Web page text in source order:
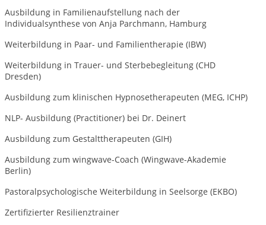
Ausbildung in Familienaufstellung nach der
Individualsynthese von Anja Parchmann, Hamburg
Weiterbildung in Paar- und Familientherapie (IBW)
Weiterbildung in Trauer- und Sterbebegleitung (CHD
Dresden)
Ausbildung zum klinischen Hypnosetherapeuten (MEG, ICHP)
NLP- Ausbildung (Practitioner) bei Dr. Deinert
Ausbildung zum Gestalttherapeuten (GIH)
Ausbildung zum wingwave-Coach (Wingwave-Akademie
Berlin)
Pastoralpsychologische Weiterbildung in Seelsorge (EKBO)
Zertifizierter Resilienztrainer